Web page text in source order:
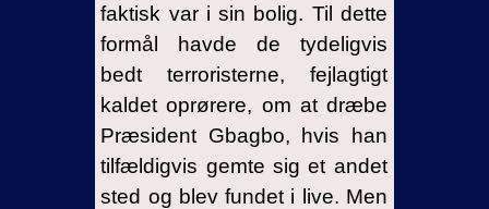
faktisk var i sin bolig. Til dette
formål havde de tydeligvis
bedt terroristerne, fejlagtigt
kaldet oprørere, om at dræbe
Præsident Gbagbo, hvis han
tilfældigvis gemte sig et andet
sted og blev fundet i live. Men